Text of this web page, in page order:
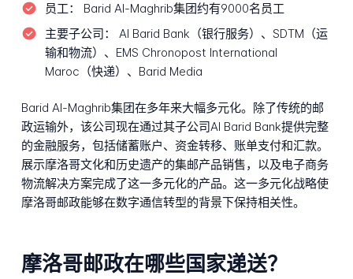
员工：
Barid Al-Maghrib集团约有9000名员工
主要子公司：
Al Barid Bank（银行服务）、SDTM（运
输和物流）、EMS Chronopost International
Maroc（快递）、Barid Media
Barid Al-Maghrib集团在多年来大幅多元化。除了传统的邮
政运输外，该公司现在通过其子公司Al Barid Bank提供完整
的金融服务，包括储蓄账户、资金转移、账单支付和汇款。
展示摩洛哥文化和历史遗产的集邮产品销售，以及电子商务
物流解决方案完成了这一多元化的产品。这一多元化战略使
摩洛哥邮政能够在数字通信转型的背景下保持相关性。
摩洛哥邮政在哪些国家递送？